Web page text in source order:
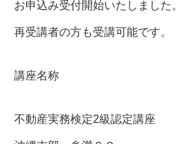
お申込み受付開始いたしました。
再受講者の方も受講可能です。
講座名称
不動産実務検定2級認定講座